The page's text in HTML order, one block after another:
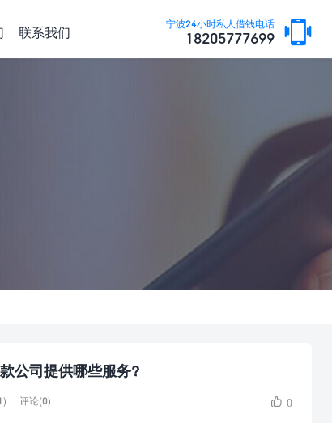
宁波24小时私人借钱电话
18205777699
联系我们
公司提供哪些服务?
评论(0) 0